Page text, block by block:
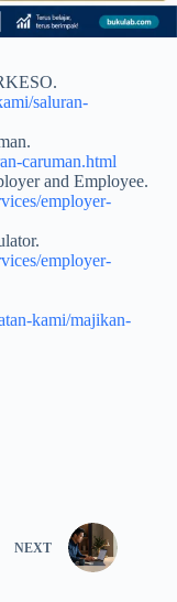
saluran-
caruman.html
and Employee.
employer-
employer-
kami/majikan-
NEXT